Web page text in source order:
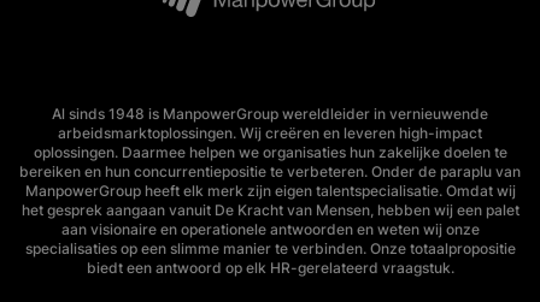
Al sinds 1948 is ManpowerGroup wereldleider in vernieuwende
arbeidsmarktoplossingen. Wij creëren en leveren high-impact
oplossingen. Daarmee helpen we organisaties hun zakelijke doelen te
bereiken en hun concurrentiepositie te verbeteren. Onder de paraplu van
ManpowerGroup heeft elk merk zijn eigen talentspecialisatie. Omdat wij
het gesprek aangaan vanuit De Kracht van Mensen, hebben wij een palet
aan visionaire en operationele antwoorden en weten wij onze
specialisaties op een slimme manier te verbinden. Onze totaalpropositie
biedt een antwoord op elk HR-gerelateerd vraagstuk.